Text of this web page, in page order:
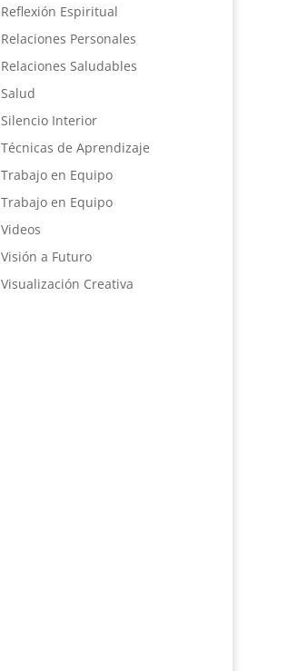
Reflexión Espiritual
Relaciones Personales
Relaciones Saludables
Salud
Silencio Interior
Técnicas de Aprendizaje
Trabajo en Equipo
Trabajo en Equipo
Videos
Visión a Futuro
Visualización Creativa